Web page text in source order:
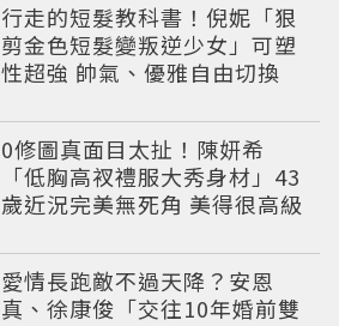
行走的短髮教科書！倪妮「狠
剪金色短髮變叛逆少女」可塑
性超強 帥氣、優雅自由切換
0修圖真面目太扯！陳妍希
「低胸高衩禮服大秀身材」43
歲近況完美無死角 美得很高級
愛情長跑敵不過天降？安恩
真、徐康俊「交往10年婚前雙